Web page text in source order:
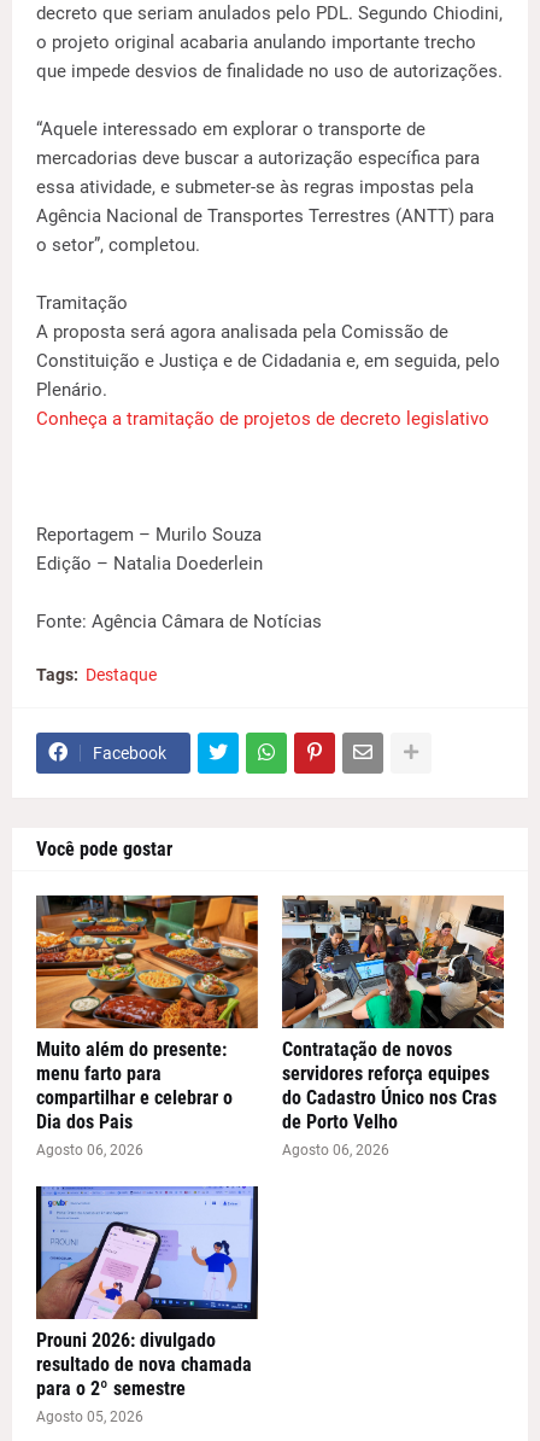
decreto que seriam anulados pelo PDL. Segundo Chiodini,
o projeto original acabaria anulando importante trecho
que impede desvios de finalidade no uso de autorizações.
“Aquele interessado em explorar o transporte de
mercadorias deve buscar a autorização específica para
essa atividade, e submeter-se às regras impostas pela
Agência Nacional de Transportes Terrestres (ANTT) para
o setor”, completou.
Tramitação
A proposta será agora analisada pela Comissão de
Constituição e Justiça e de Cidadania e, em seguida, pelo
Plenário.
Conheça a tramitação de projetos de decreto legislativo
Reportagem – Murilo Souza
Edição – Natalia Doederlein
Fonte: Agência Câmara de Notícias
Tags: Destaque
Facebook
Você pode gostar
Muito além do presente:
menu farto para
compartilhar e celebrar o
Dia dos Pais
Agosto 06, 2026
Contratação de novos
servidores reforça equipes
do Cadastro Único nos Cras
de Porto Velho
Agosto 06, 2026
Prouni 2026: divulgado
resultado de nova chamada
para o 2º semestre
Agosto 05, 2026